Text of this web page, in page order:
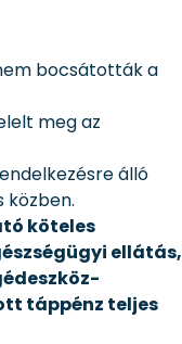
bocsátották a
meg az
álló
közben.
köteles
ellátás,
táppénz teljes